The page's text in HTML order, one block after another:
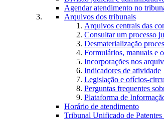
Agendar atendimento no
Arquivos dos tribunais
Arquivos centrais das
Consultar um processo
Desmaterialização
Formulários, manuais e
Incorporações nos
Indicadores de atividade
Legislação e ofícios-
Perguntas frequentes
Plataforma de
Horário de atendimento
Tribunal Unificado de